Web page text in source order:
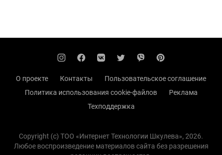
О проекте Контакты
Пользовательское соглашение
Политика использования cookie-файлов
Реклама
Техподдержка
Copyright (с) TOO «Интернет Технологии Шкулева», 2026.
Любое воспроизведение материалов сайта без разрешения